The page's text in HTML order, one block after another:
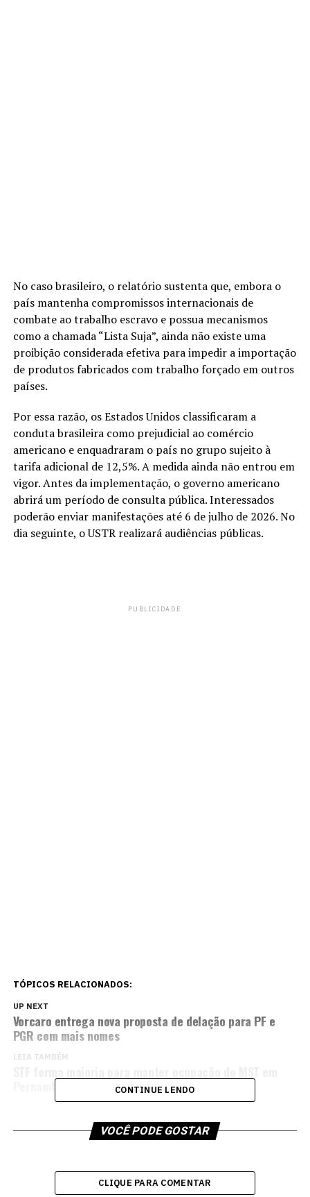
No caso brasileiro, o relatório sustenta que, embora o
país mantenha compromissos internacionais de
combate ao trabalho escravo e possua mecanismos
como a chamada “Lista Suja”, ainda não existe uma
proibição considerada efetiva para impedir a importação
de produtos fabricados com trabalho forçado em outros
países.
Por essa razão, os Estados Unidos classificaram a
conduta brasileira como prejudicial ao comércio
americano e enquadraram o país no grupo sujeito à
tarifa adicional de 12,5%. A medida ainda não entrou em
vigor. Antes da implementação, o governo americano
abrirá um período de consulta pública. Interessados
poderão enviar manifestações até 6 de julho de 2026. No
dia seguinte, o USTR realizará audiências públicas.
PUBLICIDADE
TÓPICOS RELACIONADOS:
UP NEXT
Vorcaro entrega nova proposta de delação para PF e
PGR com mais nomes
LEIA TAMBÉM
Pernambuco
CONTINUE LENDO
VOCÊ PODE GOSTAR
CLIQUE PARA COMENTAR